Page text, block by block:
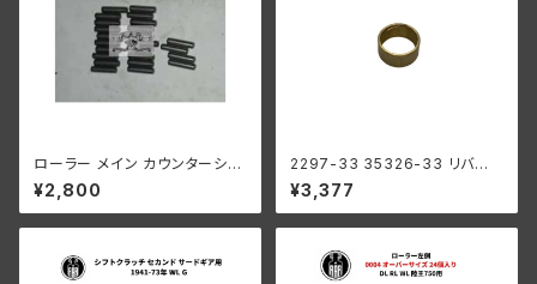
ローラー メイン カウンターシャ
フト 0004" オーバーサイズ 24
個 ハーレーダビッドソン
¥2,800
2297-33 35326-33 リバー
ス ギア ブッシング メインシャフ
ト ハーレーダビッドソン 1941-
73年 WL G ミッション
¥3,377